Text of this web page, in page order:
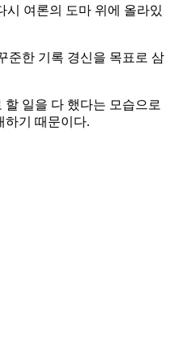
시 여론의 도마 위에 올라있
준한 기록 경신을 목표로 삼
일을 다 했다는 모습으로
하기 때문이다.